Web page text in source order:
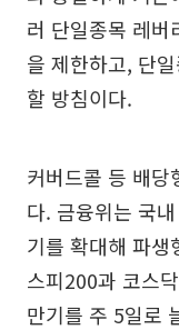
러 단일종목 레버
을 제한하고, 단
할 방침이다.
커버드콜 등 배
다. 금융위는 국
기를 확대해 파
스피200과 코스
만기를 주 5일로